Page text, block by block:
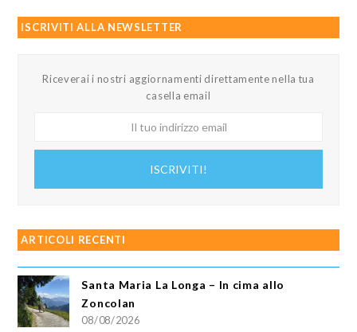
ISCRIVITI ALLA NEWSLETTER
Riceverai i nostri aggiornamenti direttamente nella tua
casella email
ISCRIVITI!
ARTICOLI RECENTI
Santa Maria La Longa – In cima allo
Zoncolan
08/08/2026